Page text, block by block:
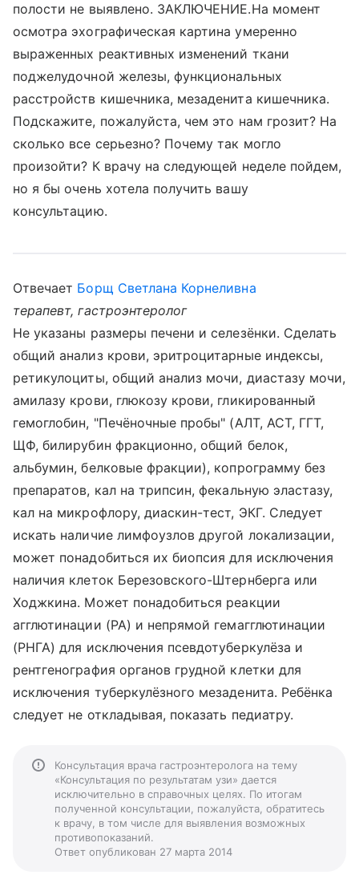
полости не выявлено. ЗАКЛЮЧЕНИЕ.На момент
осмотра эхографическая картина умеренно
выраженных реактивных изменений ткани
поджелудочной железы, функциональных
расстройств кишечника, мезаденита кишечника.
Подскажите, пожалуйста, чем это нам грозит? На
сколько все серьезно? Почему так могло
произойти? К врачу на следующей неделе пойдем,
но я бы очень хотела получить вашу
консультацию.
Отвечает Борщ Светлана Корнеливна
терапевт, гастроэнтеролог
Не указаны размеры печени и селезёнки. Сделать
общий анализ крови, эритроцитарные индексы,
ретикулоциты, общий анализ мочи, диастазу мочи,
амилазу крови, глюкозу крови, гликированный
гемоглобин, "Печёночные пробы" (АЛТ, АСТ, ГГТ,
ЩФ, билирубин фракционно, общий белок,
альбумин, белковые фракции), копрограмму без
препаратов, кал на трипсин, фекальную эластазу,
кал на микрофлору, диаскин-тест, ЭКГ. Следует
искать наличие лимфоузлов другой локализации,
может понадобиться их биопсия для исключения
наличия клеток Березовского-Штернберга или
Ходжкина. Может понадобиться реакции
агглютинации (РА) и непрямой гемагглютинации
(РНГА) для исключения псевдотуберкулёза и
рентгенография органов грудной клетки для
исключения туберкулёзного мезаденита. Ребёнка
следует не откладывая, показать педиатру.
Консультация врача гастроэнтеролога на тему
«Консультация по результатам узи» дается
исключительно в справочных целях. По итогам
полученной консультации, пожалуйста, обратитесь
к врачу, в том числе для выявления возможных
противопоказаний.
Ответ опубликован 27 марта 2014